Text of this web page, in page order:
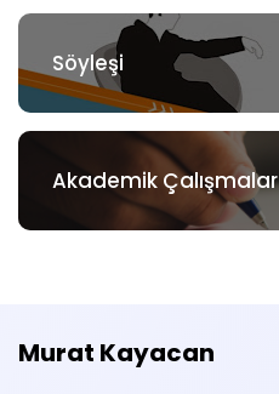
Söyleşi
Akademik Çalışmalar
Murat Kayacan